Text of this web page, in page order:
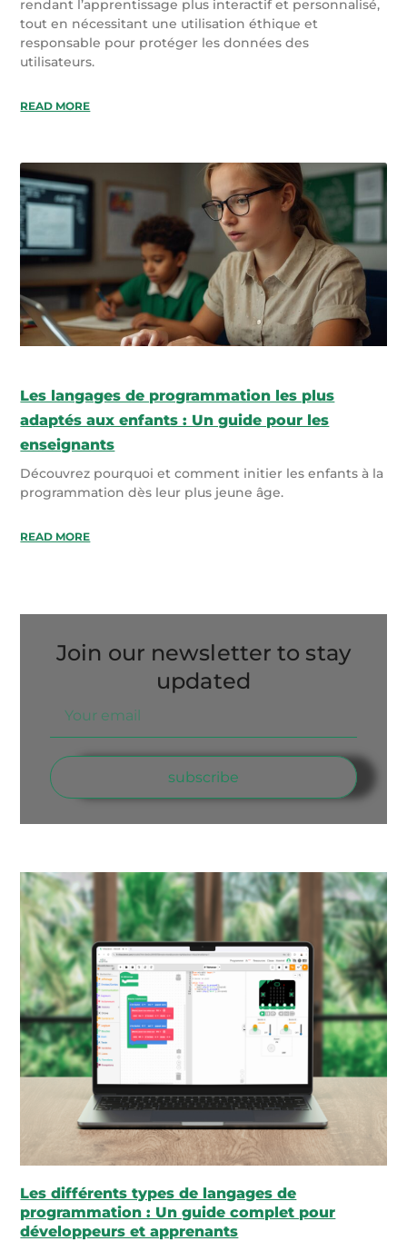
rendant l’apprentissage plus interactif et personnalisé,
tout en nécessitant une utilisation éthique et
responsable pour protéger les données des
utilisateurs.
READ MORE
Les langages de programmation les plus
adaptés aux enfants : Un guide pour les
enseignants
Découvrez pourquoi et comment initier les enfants à la
programmation dès leur plus jeune âge.
READ MORE
Join our newsletter to stay
updated
subscribe
Les différents types de langages de
programmation : Un guide complet pour
développeurs et apprenants